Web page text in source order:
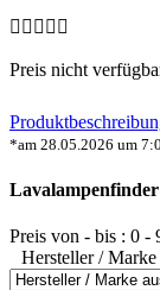
Preis nicht
*am 28.05.2026 um
Lavalampenfinder
Preis von - bis : 0 -
Hersteller / Marke